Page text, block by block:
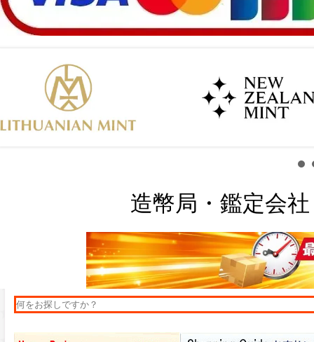
造幣局・鑑定会